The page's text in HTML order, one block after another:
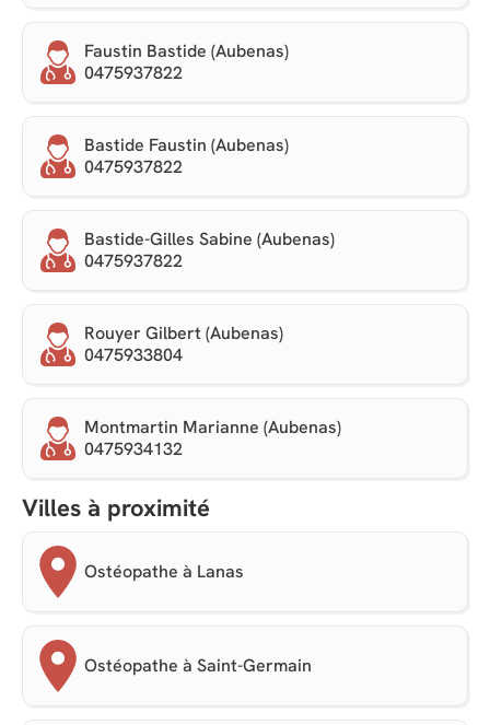
Faustin Bastide (Aubenas)
0475937822
Bastide Faustin (Aubenas)
0475937822
Bastide-Gilles Sabine (Aubenas)
0475937822
Rouyer Gilbert (Aubenas)
0475933804
Montmartin Marianne (Aubenas)
0475934132
Villes à proximité
Ostéopathe à Lanas
Ostéopathe à Saint-Germain